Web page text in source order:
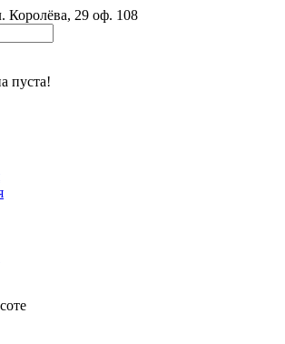
Королёва, 29 оф. 108
пуста!